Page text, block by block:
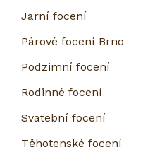
Jarní focení
Párové focení Brno
Podzimní focení
Rodinné focení
Svatební focení
Těhotenské focení